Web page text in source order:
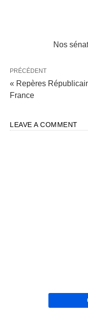
Nos
PRÉCÉDENT
« Repères
France
LEAVE A COMMENT